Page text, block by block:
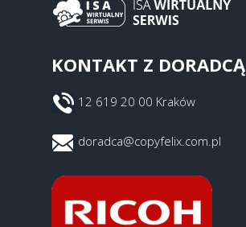
KONTAKT Z DORADCĄ
12 619 20 00 Kraków
doradca@copyfelix.com.pl